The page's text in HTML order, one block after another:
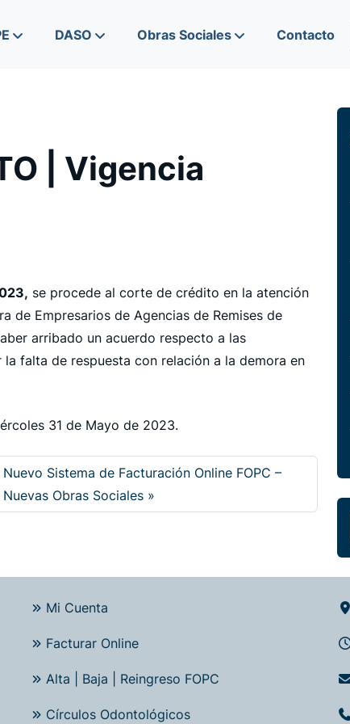
DASO Obras Sociales Contacto
| Vigencia
se procede al corte de crédito en la atención
de Empresarios de Agencias de Remises de
arribado un acuerdo respecto a las
falta de respuesta con relación a la demora en
31 de Mayo de 2023.
Nuevo Sistema de Facturación Online FOPC –
Nuevas Obras Sociales
Mi Cuenta
Facturar Online
Alta | Baja | Reingreso FOPC
Círculos Odontológicos